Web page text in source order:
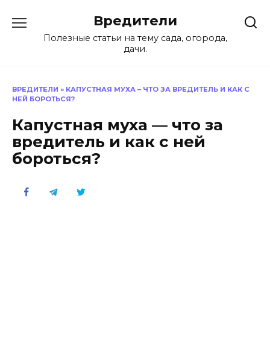
содержанию
Вредители
Полезные статьи на тему сада, огорода,
дачи.
ВРЕДИТЕЛИ » КАПУСТНАЯ МУХА – ЧТО ЗА ВРЕДИТЕЛЬ И КАК С
НЕЙ БОРОТЬСЯ?
Капустная муха — что за
вредитель и как с ней
бороться?